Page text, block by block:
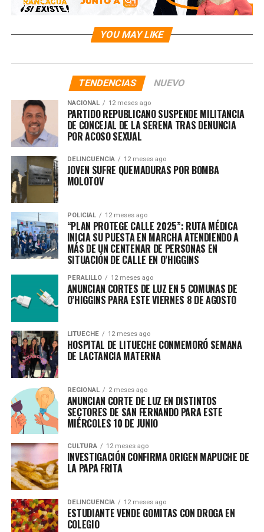
YOU MAY LIKE
TENDENCIAS NUEVO
NACIONAL 12 meses ago
PARTIDO REPUBLICANO SUSPENDE MILITANCIA
DE CONCEJAL DE LA SERENA TRAS DENUNCIA
POR ACOSO SEXUAL
DELINCUENCIA 12 meses ago
JOVEN SUFRE QUEMADURAS POR BOMBA
MOLOTOV
POLICIAL 12 meses ago
“PLAN PROTEGE CALLE 2025”: RUTA MÉDICA
INICIA SU PUESTA EN MARCHA ATENDIENDO A
MÁS DE UN CENTENAR DE PERSONAS EN
SITUACIÓN DE CALLE EN O’HIGGINS
PERALILLO 12 meses ago
ANUNCIAN CORTES DE LUZ EN 5 COMUNAS DE
O’HIGGINS PARA ESTE VIERNES 8 DE AGOSTO
LITUECHE 12 meses ago
HOSPITAL DE LITUECHE CONMEMORÓ SEMANA
DE LACTANCIA MATERNA
REGIONAL 2 meses ago
ANUNCIAN CORTE DE LUZ EN DISTINTOS
SECTORES DE SAN FERNANDO PARA ESTE
MIÉRCOLES 10 DE JUNIO
CULTURA 12 meses ago
INVESTIGACIÓN CONFIRMA ORIGEN MAPUCHE DE
LA PAPA FRITA
DELINCUENCIA 12 meses ago
ESTUDIANTE VENDE GOMITAS CON DROGA EN
COLEGIO